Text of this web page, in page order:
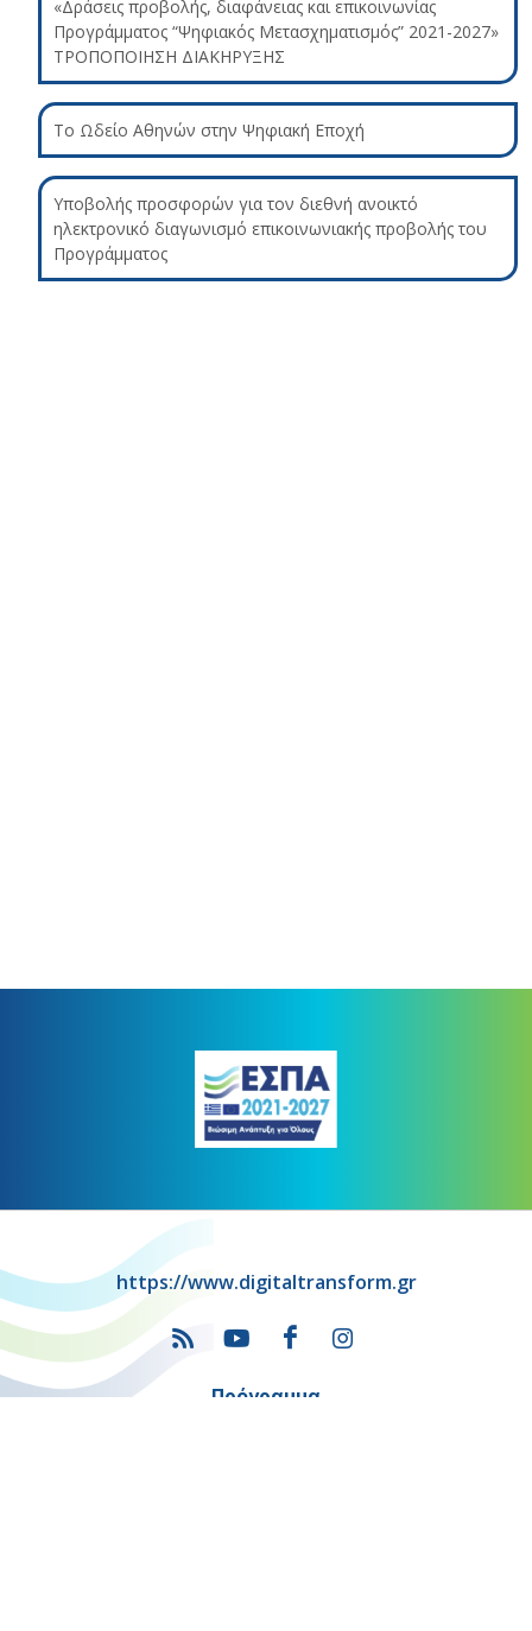
«Δράσεις προβολής, διαφάνειας και επικοινωνίας
Προγράμματος “Ψηφιακός Μετασχηματισμός” 2021-2027»
ΤΡΟΠΟΠΟΙΗΣΗ ΔΙΑΚΗΡΥΞΗΣ
Το Ωδείο Αθηνών στην Ψηφιακή Εποχή
Υποβολής προσφορών για τον διεθνή ανοικτό
ηλεκτρονικό διαγωνισμό επικοινωνιακής προβολής του
Προγράμματος
https://www.digitaltransform.gr
Πρόγραμμα